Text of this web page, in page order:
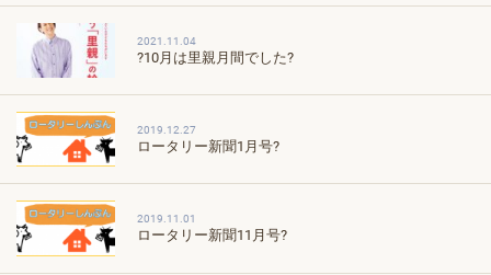
2021.11.04
?10月は里親月間でした?
2019.12.27
ロータリー新聞1月号?
2019.11.01
ロータリー新聞11月号?